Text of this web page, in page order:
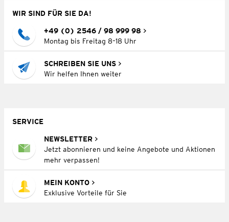
WIR SIND FÜR SIE DA!
+49 (0) 2546 / 98 999 98
Montag bis Freitag 8–18 Uhr
SCHREIBEN SIE UNS
Wir helfen Ihnen weiter
SERVICE
NEWSLETTER
Jetzt abonnieren und keine Angebote und Aktionen
mehr verpassen!
MEIN KONTO
Exklusive Vorteile für Sie